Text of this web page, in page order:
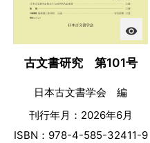
visibility
古文書研究 第101号
日本古文書学会 編
刊行年月：2026年6月
ISBN：978-4-585-32411-9